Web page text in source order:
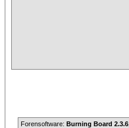
Forensoftware: Burning Board 2.3.6